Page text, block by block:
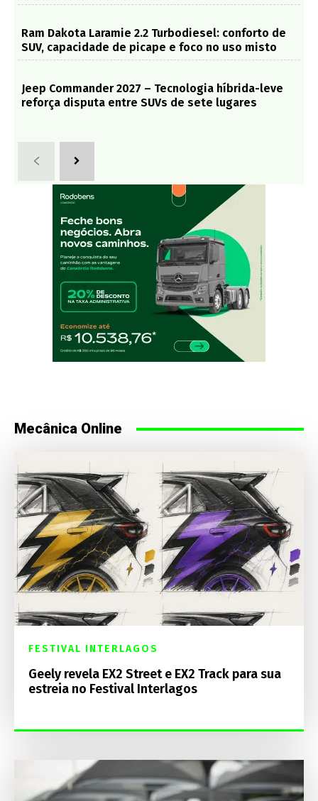
Ram Dakota Laramie 2.2 Turbodiesel: conforto de
SUV, capacidade de picape e foco no uso misto
Jeep Commander 2027 – Tecnologia híbrida-leve
reforça disputa entre SUVs de sete lugares
Mecânica Online
FESTIVAL INTERLAGOS
Geely revela EX2 Street e EX2 Track para sua
estreia no Festival Interlagos